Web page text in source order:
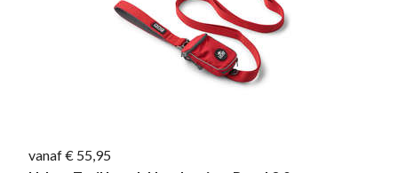
vanaf € 55,95